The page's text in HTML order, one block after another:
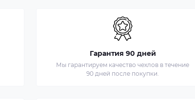
Гарантия 90 дней
Мы гарантируем качество чехлов в течение
90 дней после покупки.